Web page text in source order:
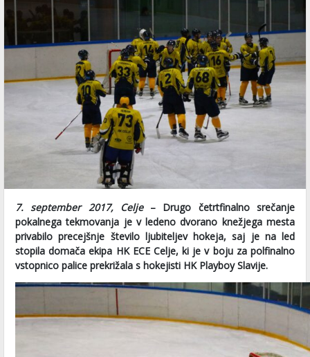
7. september 2017, Celje– Drugo četrtfinalno srečanje
pokalnega tekmovanja je v ledeno dvorano knežjega mesta
privabilo precejšnje število ljubiteljev hokeja, saj je na led
stopila domača ekipa HK ECE Celje, ki je v boju za polfinalno
vstopnico palice prekrižala s hokejisti HK Playboy Slavije.